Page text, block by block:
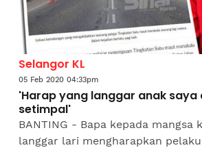
Selangor KL
05 Feb 2020 04:33pm
'Harap yang langgar anak
setimpal'
BANTING - Bapa kepada mangsa
langgar lari mengharapkan